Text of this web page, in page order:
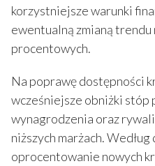
korzystniejsze warunki
ewentualną zmianą trendu
procentowych.
Na poprawę dostępności
wcześniejsze obniżki stóp
wynagrodzenia oraz
niższych marżach.
oprocentowanie nowych